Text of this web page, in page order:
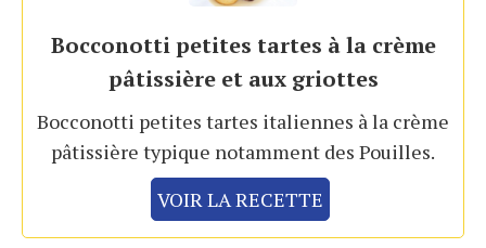
Bocconotti petites tartes à la crème
pâtissière et aux griottes
Bocconotti petites tartes italiennes à la crème
pâtissière typique notamment des Pouilles.
VOIR LA RECETTE